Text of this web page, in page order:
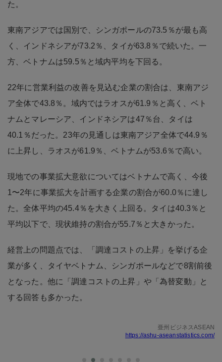
た。
東南アジアでは国別で、シンガポールの73.5％が最も高
く、インドネシアが73.2％、タイが63.8％で続いた。一
方、ベトナムは59.5％と域内平均を下回る。
22年に営業利益の改善を見込む企業の割合は、東南アジ
ア全体で43.8％。域内ではラオスが61.9％と高く、ベト
ナムとマレーシア、インドネシアは47％台、タイは
40.1％だった。23年の見通しは東南アジア全体で44.9％
に上昇し、ラオスが61.9％、ベトナムが53.6％で高い。
現地での事業拡大意欲についてはベトナムで高く、今後
1〜2年に事業拡大を計画する企業の割合が60.0％に達し
た。全体平均の45.4％を大きく上回る。タイは40.3％と
平均以下で、現状維持の割合が55.7％と大きかった。
経営上の問題点では、「調達コストの上昇」を挙げる企
業が多く、タイヤベトナム、シンガポールなどで8割前後
となった。他に「調達コストの上昇」や「為替変動」と
する回答も多かった。
亜州ビジネスASEAN
https://ashu-aseanstatistics.com/